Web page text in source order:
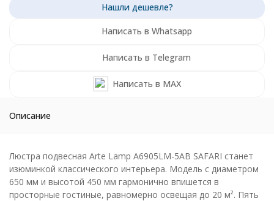
Написать в Whatsapp
Написать в Telegram
Написать в MAX
Описание
Люстра подвесная Arte Lamp A6905LM-5AB SAFARI станет
изюминкой классического интерьера. Модель с диаметром
650 мм и высотой 450 мм гармонично впишется в
просторные гостиные, равномерно освещая до 20 м². Пять